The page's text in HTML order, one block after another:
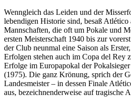
Wenngleich das Leiden und der
lebendigen Historie sind, besaß
Mannschaften, die oft um Pokale und
ersten Meisterschaft 1940 bis zur
der Club neunmal eine Saison als
Erfolgen stehen auch im Copa del Rey
Erfolge im Europapokal der
(1975). Die ganz Krönung, sprich der
Landesmeister – in dessen Finale
aus, bezeichnenderweise auf tragische